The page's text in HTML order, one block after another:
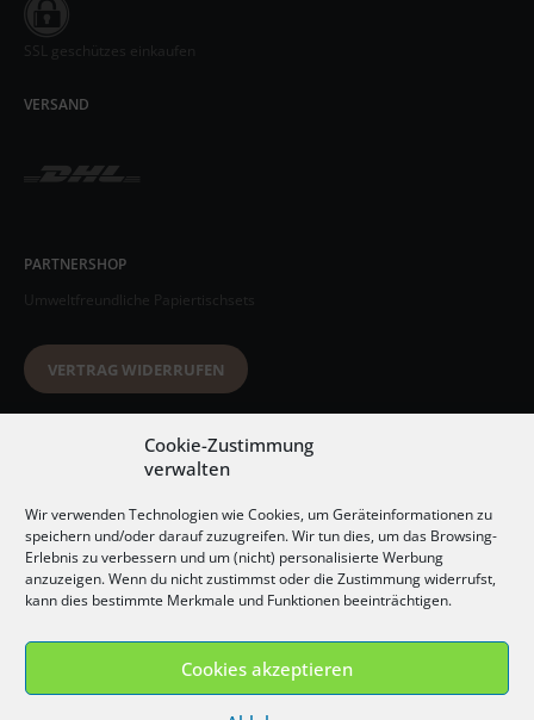
Cookie-Zustimmung
verwalten
Wir verwenden Technologien wie Cookies, um Geräteinformationen zu
speichern und/oder darauf zuzugreifen. Wir tun dies, um das Browsing-
Erlebnis zu verbessern und um (nicht) personalisierte Werbung
anzuzeigen. Wenn du nicht zustimmst oder die Zustimmung widerrufst,
kann dies bestimmte Merkmale und Funktionen beeinträchtigen.
Cookies akzeptieren
SSL geschützes einkaufen
VERSAND
PARTNERSHOP
Umweltfreundliche Papiertischsets
VERTRAG WIDERRUFEN
Datenschutzerklärung
Impressum
Widerrufsbelehrung
Versandkosten